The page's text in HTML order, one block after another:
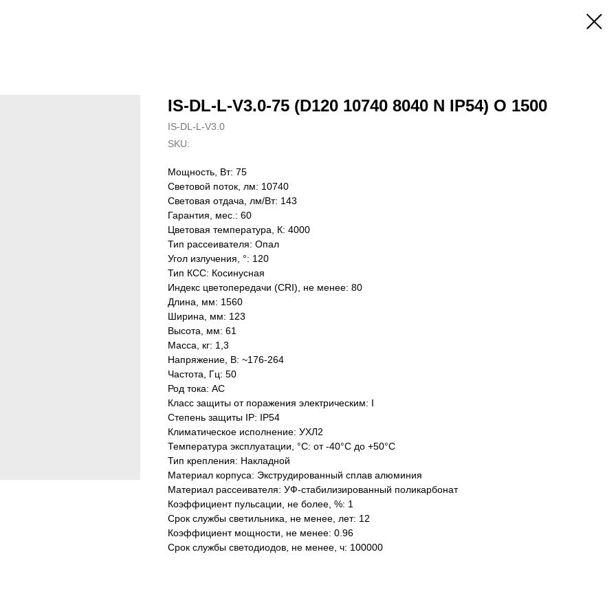
IS-DL-L-V3.0-75 (D120 10740 8040 N IP54) O 1500
IS-DL-L-V3.0
SKU:
Мощность, Вт: 75
Световой поток, лм: 10740
Световая отдача, лм/Вт: 143
Гарантия, мес.: 60
Цветовая температура, К: 4000
Тип рассеивателя: Опал
Угол излучения, °: 120
Тип КСС: Косинусная
Индекс цветопередачи (CRI), не менее: 80
Длина, мм: 1560
Ширина, мм: 123
Высота, мм: 61
Масса, кг: 1,3
Напряжение, В: ~176-264
Частота, Гц: 50
Род тока: AC
Класс защиты от поражения электрическим: I
Степень защиты IP: IP54
Климатическое исполнение: УХЛ2
Температура эксплуатации, °С: от -40°C до +50°C
Тип крепления: Накладной
Материал корпуса: Экструдированный сплав алюминия
Материал рассеивателя: УФ-стабилизированный поликарбонат
Коэффициент пульсации, не более, %: 1
Срок службы светильника, не менее, лет: 12
Коэффициент мощности, не менее: 0.96
Срок службы светодиодов, не менее, ч: 100000